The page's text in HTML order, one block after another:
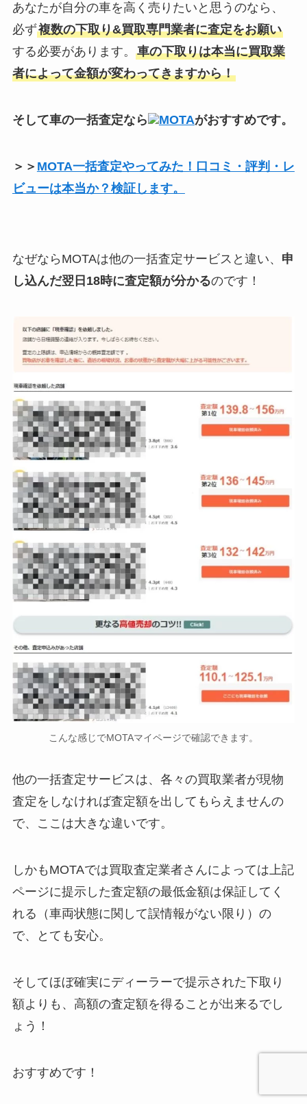
あなたが自分の車を高く売りたいと思うのなら、
必ず複数の下取り&買取専門業者に査定をお願い
する必要があります。 車の下取りは本当に買取業
者によって金額が変わってきますから！
そして車の一括査定なら MOTAがおすすめです。
＞＞ MOTA一括査定やってみた！口コミ・評判・レ
ビューは本当か？検証します。
なぜならMOTAは他の一括査定サービスと違い、 申
し込んだ翌日18時に査定額が分かるのです！
こんな感じでMOTAマイページで確認できます。
他の一括査定サービスは、各々の買取業者が現物
査定をしなければ査定額を出してもらえませんの
で、ここは大きな違いです。
しかもMOTAでは買取査定業者さんによっては上記
ページに提示した査定額の最低金額は保証してく
れる（車両状態に関して誤情報がない限り）の
で、とても安心。
そしてほぼ確実にディーラーで提示された下取り
額よりも、高額の査定額を得ることが出来るでし
ょう！
おすすめです！